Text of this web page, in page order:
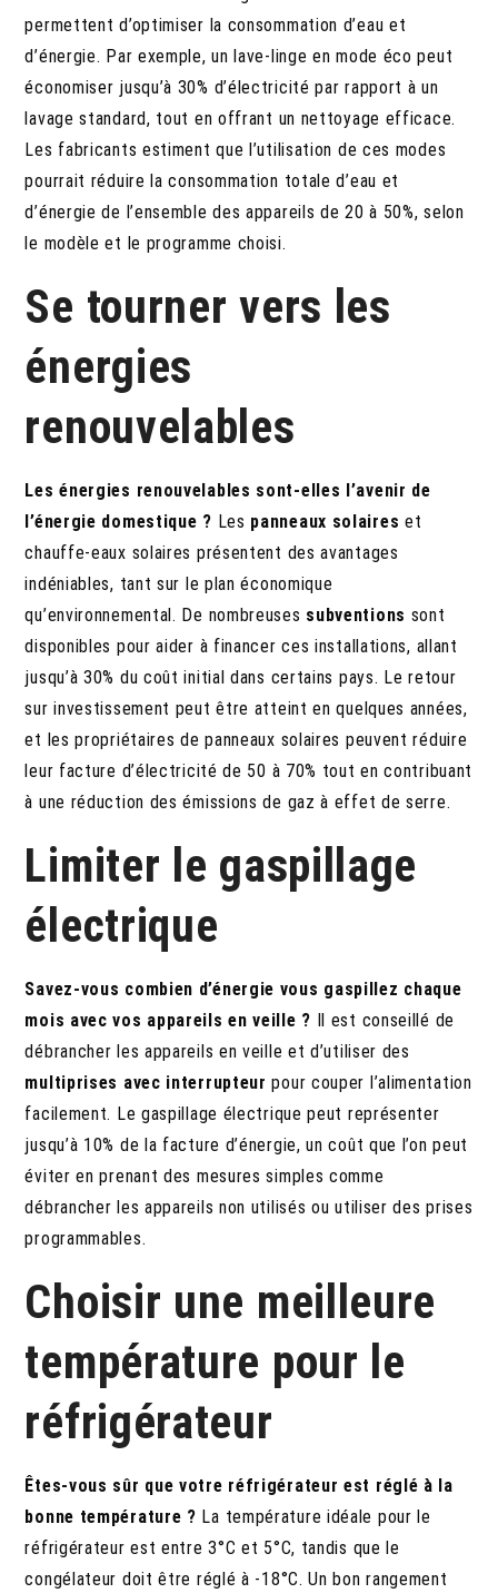
permettent d’optimiser la consommation d’eau et
d’énergie. Par exemple, un lave-linge en mode éco peut
économiser jusqu’à 30% d’électricité par rapport à un
lavage standard, tout en offrant un nettoyage efficace.
Les fabricants estiment que l’utilisation de ces modes
pourrait réduire la consommation totale d’eau et
d’énergie de l’ensemble des appareils de 20 à 50%, selon
le modèle et le programme choisi.
Se tourner vers les
énergies
renouvelables
Les énergies renouvelables sont-elles l’avenir de
l’énergie domestique ? Les panneaux solaires et
chauffe-eaux solaires présentent des avantages
indéniables, tant sur le plan économique
qu’environnemental. De nombreuses subventions sont
disponibles pour aider à financer ces installations, allant
jusqu’à 30% du coût initial dans certains pays. Le retour
sur investissement peut être atteint en quelques années,
et les propriétaires de panneaux solaires peuvent réduire
leur facture d’électricité de 50 à 70% tout en contribuant
à une réduction des émissions de gaz à effet de serre.
Limiter le gaspillage
électrique
Savez-vous combien d’énergie vous gaspillez chaque
mois avec vos appareils en veille ? Il est conseillé de
débrancher les appareils en veille et d’utiliser des
multiprises avec interrupteur pour couper l’alimentation
facilement. Le gaspillage électrique peut représenter
jusqu’à 10% de la facture d’énergie, un coût que l’on peut
éviter en prenant des mesures simples comme
débrancher les appareils non utilisés ou utiliser des prises
programmables.
Choisir une meilleure
température pour le
réfrigérateur
Êtes-vous sûr que votre réfrigérateur est réglé à la
bonne température ? La température idéale pour le
réfrigérateur est entre 3°C et 5°C, tandis que le
congélateur doit être réglé à -18°C. Un bon rangement